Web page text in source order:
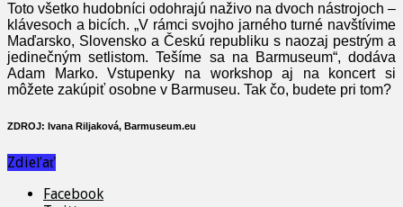
Toto všetko hudobníci odohrajú naživo na dvoch nástrojoch –
klávesoch a bicích. „V rámci svojho jarného turné navštívime
Maďarsko, Slovensko a Českú republiku s naozaj pestrým a
jedinečným setlistom. Tešíme sa na Barmuseum“, dodáva
Adam Marko. Vstupenky na workshop aj na koncert si
môžete zakúpiť osobne v Barmuseu. Tak čo, budete pri tom?
ZDROJ: Ivana Riljaková, Barmuseum.eu
Zdieľať
Facebook